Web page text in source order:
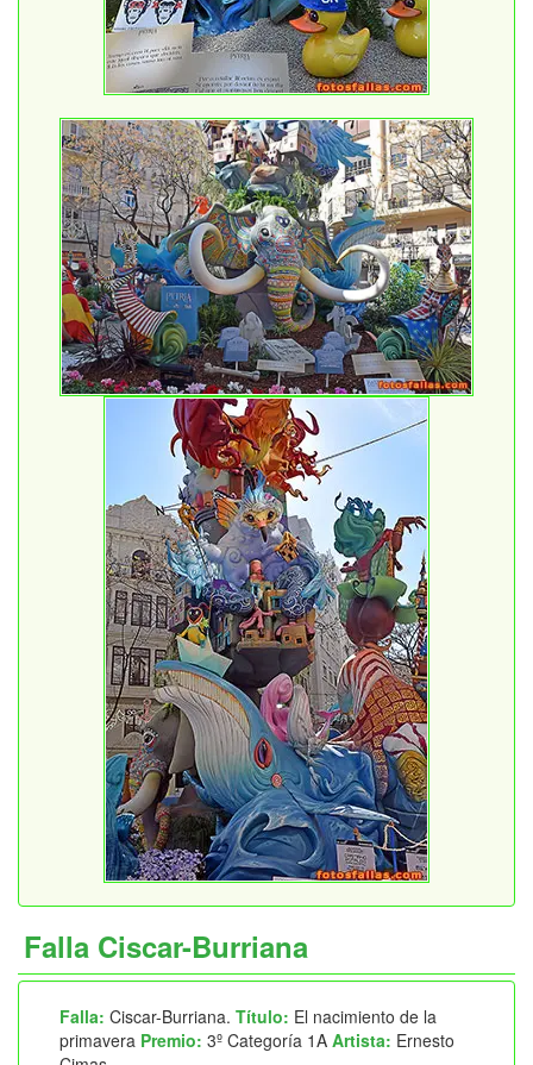
Falla Ciscar-Burriana
Falla: Ciscar-Burriana. Título: El nacimiento de la
primavera Premio: 3º Categoría 1A Artista: Ernesto